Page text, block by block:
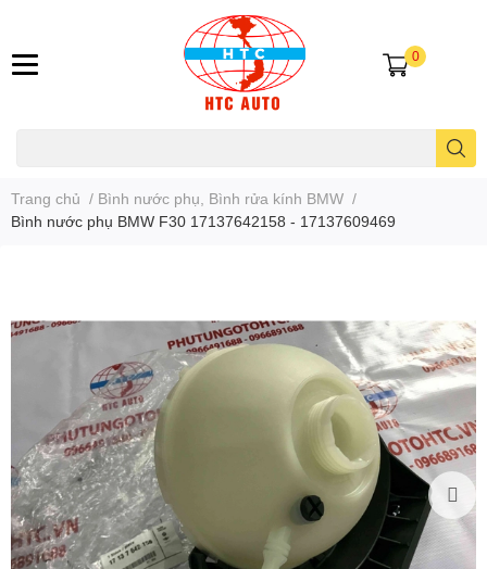
0
Trang chủ / Bình nước phụ, Bình rửa kính BMW /
Bình nước phụ BMW F30 17137642158 - 17137609469